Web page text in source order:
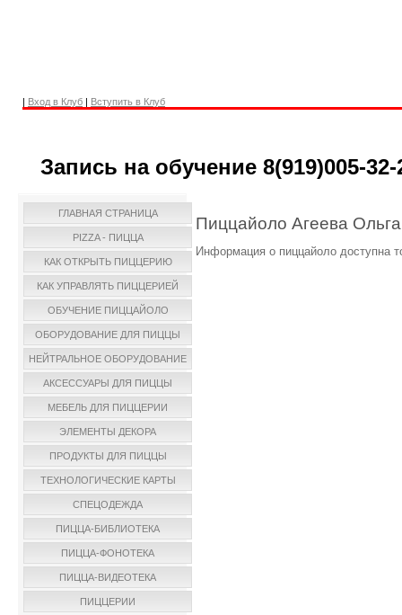
| Вход в Клуб | Вступить в Клуб
Запись на обучение 8(919)005-32-
ГЛАВНАЯ СТРАНИЦА
PIZZA - ПИЦЦА
КАК ОТКРЫТЬ ПИЦЦЕРИЮ
КАК УПРАВЛЯТЬ ПИЦЦЕРИЕЙ
ОБУЧЕНИЕ ПИЦЦАЙОЛО
ОБОРУДОВАНИЕ ДЛЯ ПИЦЦЫ
НЕЙТРАЛЬНОЕ ОБОРУДОВАНИЕ
АКСЕССУАРЫ ДЛЯ ПИЦЦЫ
МЕБЕЛЬ ДЛЯ ПИЦЦЕРИИ
ЭЛЕМЕНТЫ ДЕКОРА
ПРОДУКТЫ ДЛЯ ПИЦЦЫ
ТЕХНОЛОГИЧЕСКИЕ КАРТЫ
СПЕЦОДЕЖДА
ПИЦЦА-БИБЛИОТЕКА
ПИЦЦА-ФОНОТЕКА
ПИЦЦА-ВИДЕОТЕКА
ПИЦЦЕРИИ
Пиццайоло Агеева Ольга
Информация о пиццайоло доступна